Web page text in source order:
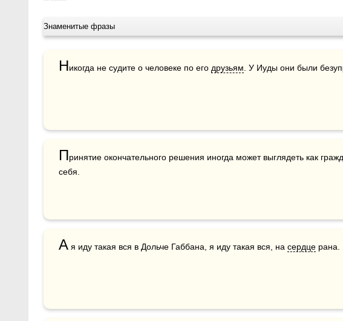
Знаменитые фразы
Никогда не судите о человеке по его друзьям . У Иуды они были
Принятие окончательного решения иногда может выглядеть как
себя.
А я иду такая вся в Дольче Габбана, я иду такая вся, на сердце рана.